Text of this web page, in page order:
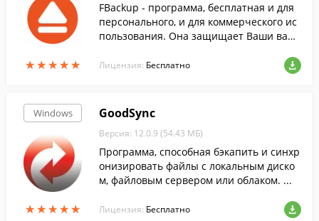
★★★★★
★★★★★
FBackup - программа, бесплатная и для
персонального, и для коммерческого ис
пользования. Она защищает Ваши важн
о резервного копирования на любой US
B/Firewire накопитель, локальный, или с
гут быть заархивированы (с использова
нием стандартного zip формата), или ск
опированы с сохранением исходного ви
да и структуры как точная копия исходн
ых файлов.
Лицензия: Бесплатно
Windows
★★★★★
★★★★★
GoodSync
Версия: 12.0.9 (54.43 МБ)
Программа, способная бэкапить и синхр
онизировать файлы с локальным диско
м, файловым сервером или облаком. ...
Лицензия: Бесплатно